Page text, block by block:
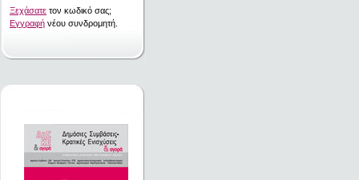
Ξεχάσατε τον κωδικό σας;
Εγγραφή νέου συνδρομητή.